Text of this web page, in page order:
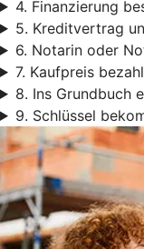
4. Finanzierung
5. Kreditvertrag
6. Notarin oder
7. Kaufpreis
8. Ins Grundbuch
9. Schlüssel